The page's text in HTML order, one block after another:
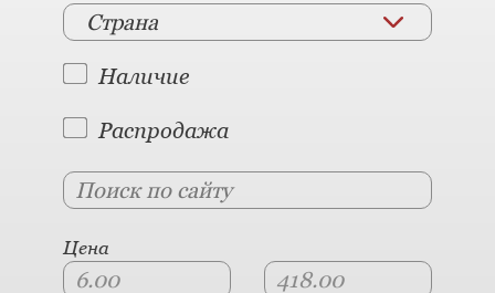
Страна
Наличие
Распродажа
Цена